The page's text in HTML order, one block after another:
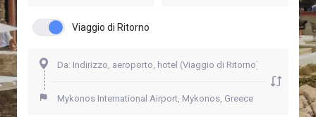
Viaggio di Ritorno